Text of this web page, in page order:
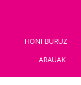
HONI BURUZ
ARAUAK